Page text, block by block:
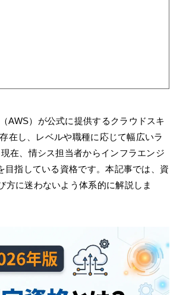
AWS）が公式に提供するクラウドスキ
在し、レベルや職種に応じて幅広いラ
在、情シス担当者からインフラエンジ
指している資格です。本記事では、資
に迷わないよう体系的に解説しま